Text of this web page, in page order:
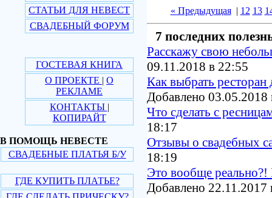
СТАТЬИ ДЛЯ НЕВЕСТ
СВАДЕБНЫЙ ФОРУМ
ГОСТЕВАЯ КНИГА
О ПРОЕКТЕ | О
РЕКЛАМЕ
КОНТАКТЫ |
КОПИРАЙТ
В ПОМОЩЬ НЕВЕСТЕ
СВАДЕБНЫЕ ПЛАТЬЯ Б/У
ГДЕ КУПИТЬ ПЛАТЬЕ?
« Предыдущая| 12 13
7 последних
Расскажу свою
09.11.2018 в 22:55
Как выбрать
Добавлено 03.05.2018
Что сделать с
18:17
Отзывы о свадебных
18:19
Это вообще реально?!
Добавлено 22.11.2017